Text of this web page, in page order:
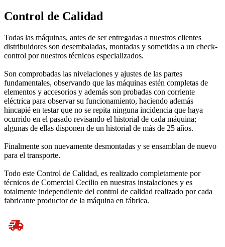
Control de Calidad
Todas las máquinas, antes de ser entregadas a nuestros clientes
distribuidores son desembaladas, montadas y sometidas a un check-
control por nuestros técnicos especializados.
Son comprobadas las nivelaciones y ajustes de las partes
fundamentales, observando que las máquinas estén completas de
elementos y accesorios y además son probadas con corriente
eléctrica para observar su funcionamiento, haciendo además
hincapié en testar que no se repita ninguna incidencia que haya
ocurrido en el pasado revisando el historial de cada máquina;
algunas de ellas disponen de un historial de más de 25 años.
Finalmente son nuevamente desmontadas y se ensamblan de nuevo
para el transporte.
Todo este Control de Calidad, es realizado completamente por
técnicos de Comercial Cecilio en nuestras instalaciones y es
totalmente independiente del control de calidad realizado por cada
fabricante productor de la máquina en fábrica.